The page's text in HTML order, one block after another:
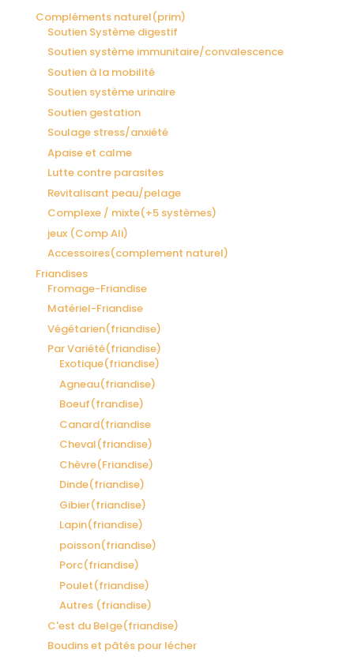
Compléments naturel(prim)
Soutien Système digestif
Soutien système immunitaire/convalescence
Soutien à la mobilité
Soutien système urinaire
Soutien gestation
Soulage stress/anxiété
Apaise et calme
Lutte contre parasites
Revitalisant peau/pelage
Complexe / mixte(+5 systèmes)
jeux (Comp Ali)
Accessoires(complement naturel)
Friandises
Fromage-Friandise
Matériel-Friandise
Végétarien(friandise)
Par Variété(friandise)
Exotique(friandise)
Agneau(friandise)
Boeuf(frandise)
Canard(friandise
Cheval(friandise)
Chèvre(Friandise)
Dinde(friandise)
Gibier(friandise)
Lapin(friandise)
poisson(friandise)
Porc(friandise)
Poulet(friandise)
Autres (friandise)
C'est du Belge(friandise)
Boudins et pâtés pour lécher